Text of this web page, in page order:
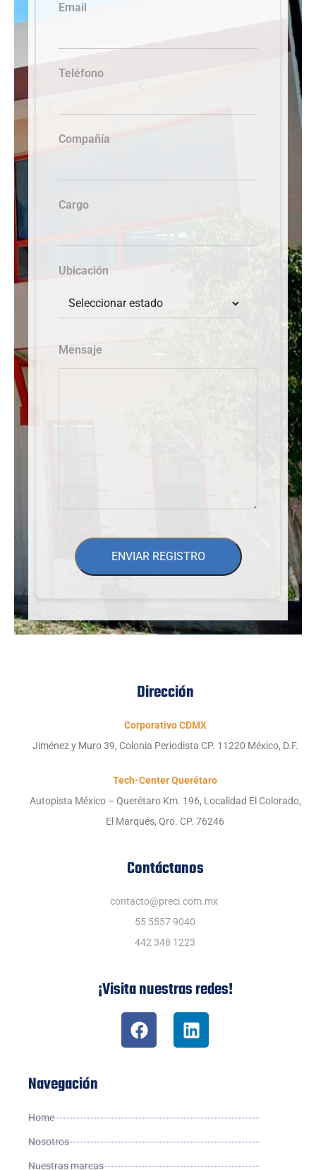
Email
Teléfono
Compañía
Cargo
Ubicación
Mensaje
ENVIAR REGISTRO
Dirección
Corporativo CDMX
Jiménez y Muro 39, Colonia Periodista CP. 11220 México, D.F.
Tech-Center Querétaro
Autopista México – Querétaro Km. 196, Localidad El Colorado,
El Marqués, Qro. CP. 76246
Contáctanos
contacto@preci.com.mx
55 5557 9040
442 348 1223
¡Visita nuestras redes!
Navegación
Home
Nosotros
Nuestras marcas